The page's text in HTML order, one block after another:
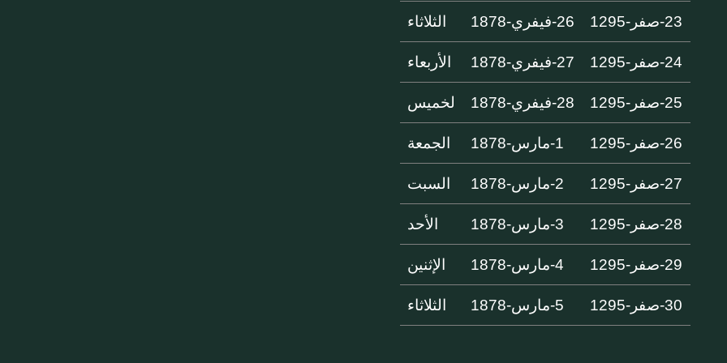
23-صفر-1295 26-فيفري-1878 الثلاثاء
24-صفر-1295 27-فيفري-1878 الأربعاء
25-صفر-1295 28-فيفري-1878 لخميس
26-صفر-1295 1-مارس-1878 الجمعة
27-صفر-1295 2-مارس-1878 السبت
28-صفر-1295 3-مارس-1878 الأحد
29-صفر-1295 4-مارس-1878 الإثنين
30-صفر-1295 5-مارس-1878 الثلاثاء